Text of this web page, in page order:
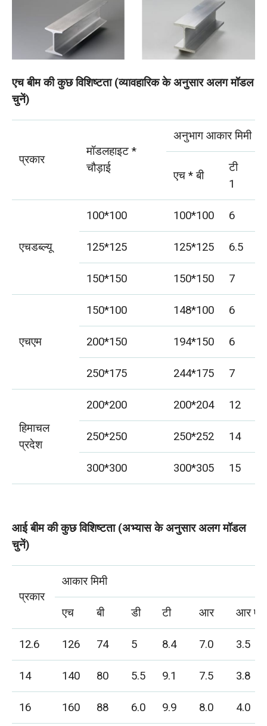
एच बीम की कुछ विशिष्टता (व्यावहारिक के अनुसार अलग मॉडल
चुनें)
प्रकार
मॉडलहाइट *
चौड़ाई
अनुभाग आकार मिमी
एच * बी
टी
1
एचडब्ल्यू
100*100 100*100 6
125*125
125*125 6.5
150*150
150*150 7
एचएम
150*100 148*100 6
200*150
194*150 6
250*175
244*175 7
हिमाचल
प्रदेश
200*200 200*204 12
250*250
250*252 14
300*300
300*305 15
आई बीम की कुछ विशिष्टता (अभ्यास के अनुसार अलग मॉडल
चुनें)
प्रकार
आकार मिमी
एच
बी डी टी आर
आर एल
12.6
126 74 5 8.4 7.0
3.5
14
140 80 5.5 9.1 7.5
3.8
16
160 88 6.0 9.9 8.0
4.0